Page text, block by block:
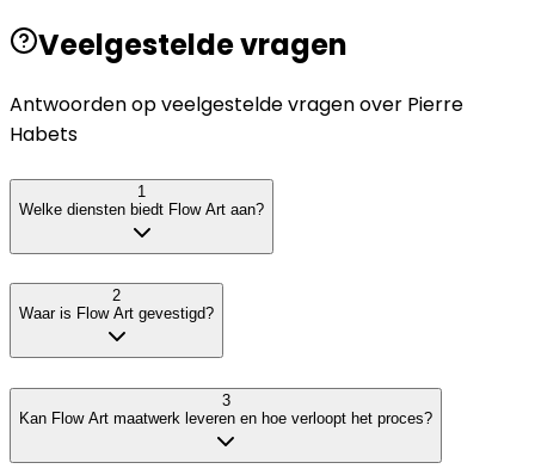
Veelgestelde vragen
Antwoorden op veelgestelde vragen over Pierre
Habets
1
Welke diensten biedt Flow Art aan?
2
Waar is Flow Art gevestigd?
3
Kan Flow Art maatwerk leveren en hoe verloopt het proces?